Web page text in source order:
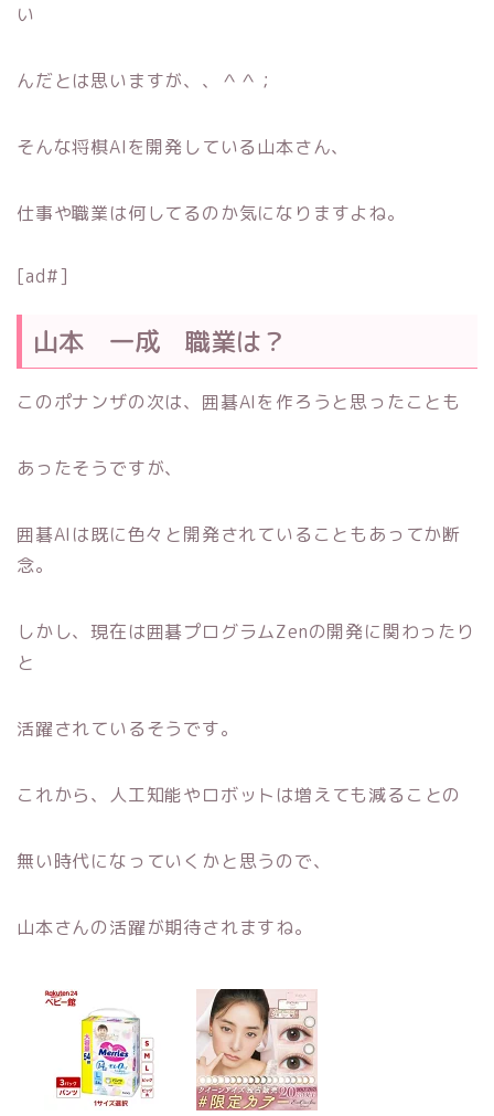
い
んだとは思いますが、、＾＾；
そんな将棋AIを開発している山本さん、
仕事や職業は何してるのか気になりますよね。
[ad#]
山本 一成 職業は？
このポナンザの次は、囲碁AIを作ろうと思ったことも
あったそうですが、
囲碁AIは既に色々と開発されていることもあってか断
念。
しかし、現在は囲碁プログラムZenの開発に関わったり
と
活躍されているそうです。
これから、人工知能やロボットは増えても減ることの
無い時代になっていくかと思うので、
山本さんの活躍が期待されますね。